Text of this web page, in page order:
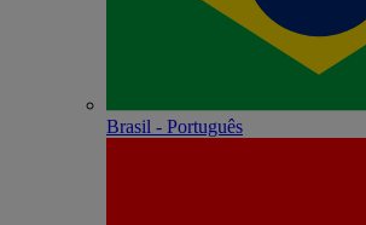
Brasil - Português